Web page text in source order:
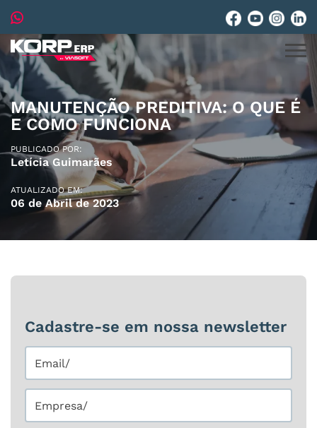
MANUTENÇÃO PREDITIVA: O QUE É
E COMO FUNCIONA
PUBLICADO POR:
Letícia Guimarães
ATUALIZADO EM:
06 de Abril de 2023
Cadastre-se em nossa newsletter